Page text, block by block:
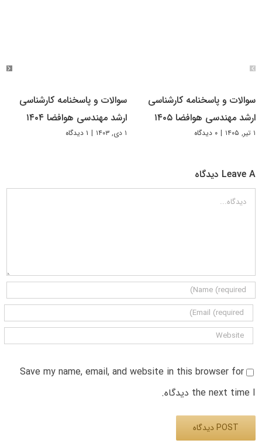
سوالات و پاسخنامه کارشناسی
ارشد مهندسی هوافضا ۱۴۰۵
۱ تیر, ۱۴۰۵ | ۰ دیدگاه
سوالات و پاسخنامه کارشناسی
ارشد مهندسی هوافضا ۱۴۰۴
۱ دی, ۱۴۰۳ | ۱ دیدگاه
Leave A دیدگاه
دیدگاه
Save my name, email, and website in this browser for
the next time I دیدگاه.